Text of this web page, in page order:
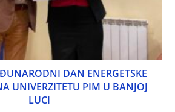
DAN ENERGETSKE
UNIVERZITETU PIM U BANJOJ
LUCI